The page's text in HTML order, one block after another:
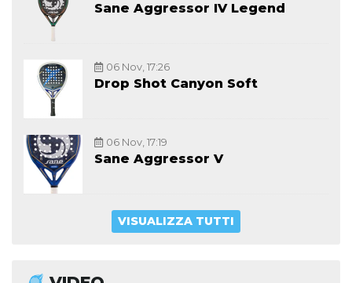
Sane Aggressor IV Legend
06 Nov, 17:26
Drop Shot Canyon Soft
06 Nov, 17:19
Sane Aggressor V
VISUALIZZA TUTTI